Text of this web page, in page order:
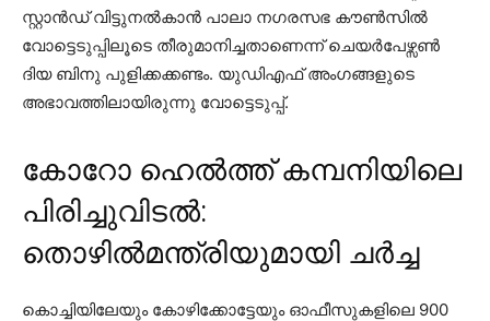
സ്റ്റാന്‍ഡ് വിട്ടുനല്‍കാന്‍ പാലാ നഗരസഭ കൗണ്‍സില്‍
വോട്ടെടുപ്പിലൂടെ തീരുമാനിച്ചതാണെന്ന് ചെയര്‍പേഴ്സണ്‍
ദിയ ബിനു പുളിക്കക്കണ്ടം. യുഡിഎഫ് അംഗങ്ങളുടെ
അഭാവത്തിലായിരുന്നു വോട്ടെടുപ്പ്.
കോറോ ഹെൽത്ത് കമ്പനിയിലെ
പിരിച്ചുവിടൽ:
തൊഴിൽമന്ത്രിയുമായി ചർച്ച
കൊച്ചിയിലേയും കോഴിക്കോട്ടേയും ഓഫീസുകളിലെ 900